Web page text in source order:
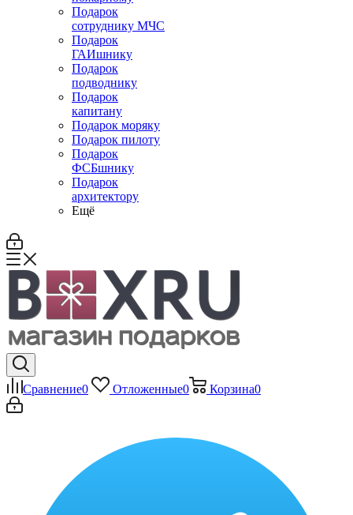
Подарок
сотруднику МЧС
Подарок
ГАИшнику
Подарок
подводнику
Подарок
капитану
Подарок моряку
Подарок пилоту
Подарок
ФСБшнику
Подарок
архитектору
Ещё
Сравнение0 Отложенные0 Корзина0